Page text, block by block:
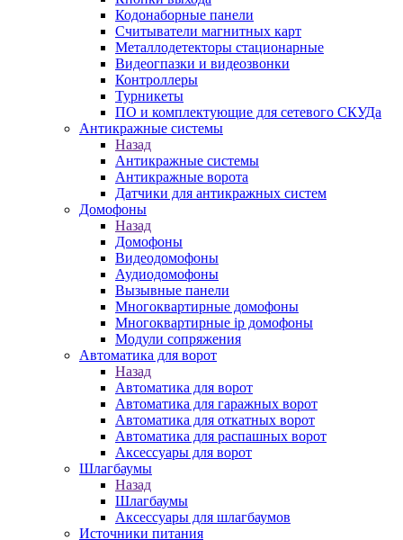
Кодонаборные панели
Считыватели магнитных карт
Металлодетекторы стационарные
Видеогпазки и видеозвонки
Контроллеры
Турникеты
ПО и комплектующие для сетевого СКУДа
Антикражные системы
Назад
Антикражные системы
Антикражные ворота
Датчики для антикражных систем
Домофоны
Назад
Домофоны
Видеодомофоны
Аудиодомофоны
Вызывные панели
Многоквартирные домофоны
Многоквартирные ip домофоны
Модули сопряжения
Автоматика для ворот
Назад
Автоматика для ворот
Автоматика для гаражных ворот
Автоматика для откатных ворот
Автоматика для распашных ворот
Аксессуары для ворот
Шлагбаумы
Назад
Шлагбаумы
Аксессуары для шлагбаумов
Источники питания